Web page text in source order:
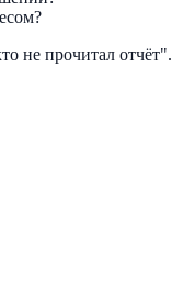
не прочитал отчёт".